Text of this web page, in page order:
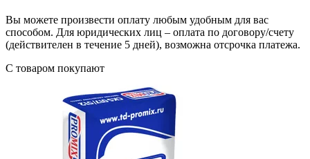
Вы можете произвести оплату любым удобным для вас
способом. Для юридических лиц – оплата по договору/счету
(действителен в течение 5 дней), возможна отсрочка платежа.
С товаром покупают